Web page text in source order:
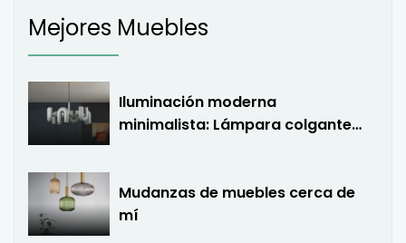
Mejores Muebles
Iluminación moderna
minimalista: Lámpara colgante
Mudanzas de muebles cerca de
mí